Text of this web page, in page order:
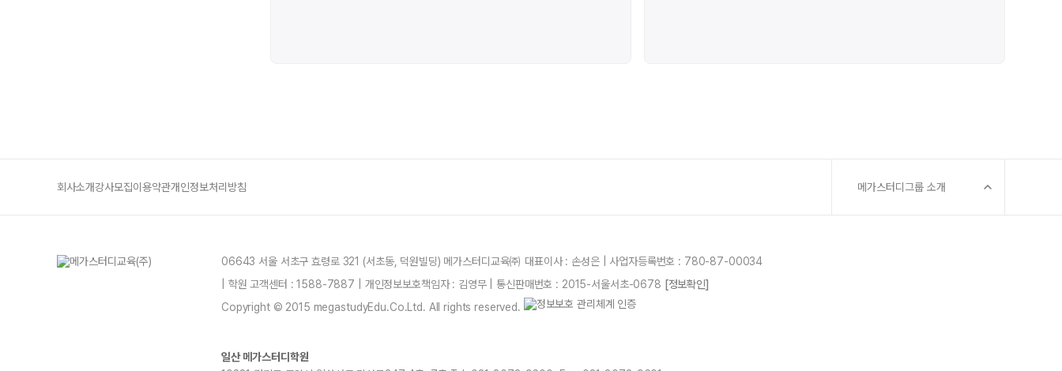
회사소개강사모집이용약관개인정보처리방침 메가스터디그룹 소개
06643 서울 서초구 효령로 321 (서초동, 덕원빌딩) 메가스터디교육㈜ 대표이사 : 손성은 | 사업자등록번호 : 780-87-00034
| 학원 고객센터 : 1588-7887 | 개인정보보호책임자 : 김영무 | 통신판매번호 : 2015-서울서초-0678 [정보확인]
Copyright © 2015 megastudyEdu.Co.Ltd. All rights reserved.
일산 메가스터디학원